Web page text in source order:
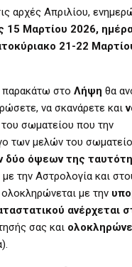
αρχές Απριλίου,
15 Μαρτίου 2026,
21-22
στο Λήψη θα
να σκανάρετε και
σωματείου που την
των μελών του
δύο όψεων της
την Αστρολογία και
με την
ανέρχεται
σας και